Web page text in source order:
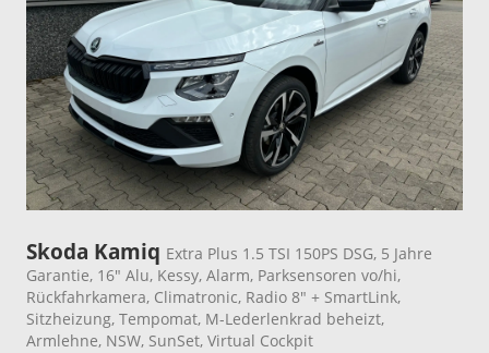
Skoda Kamiq Extra Plus 1.5 TSI 150PS DSG, 5 Jahre
Garantie, 16" Alu, Kessy, Alarm, Parksensoren vo/hi,
Rückfahrkamera, Climatronic, Radio 8" + SmartLink,
Sitzheizung, Tempomat, M-Lederlenkrad beheizt,
Armlehne, NSW, SunSet, Virtual Cockpit